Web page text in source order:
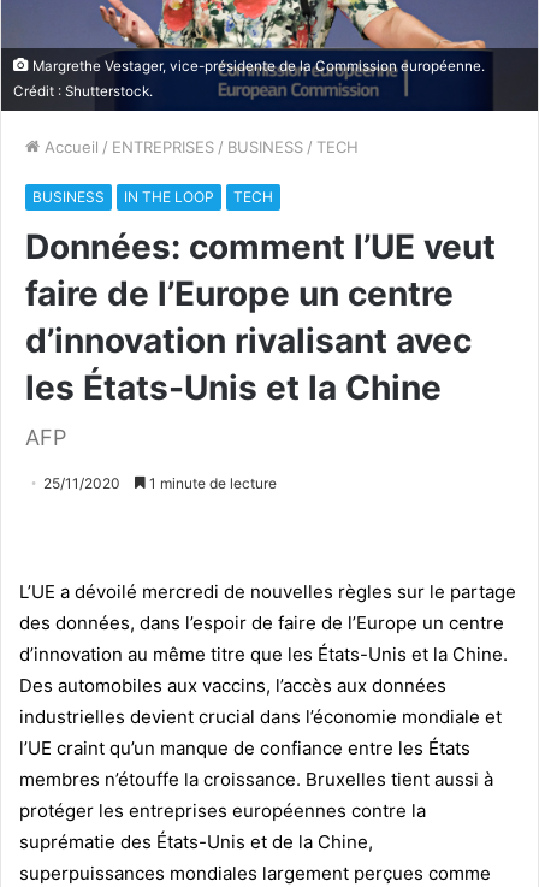
Margrethe Vestager, vice-présidente de la Commission européenne.
Crédit : Shutterstock.
Accueil / ENTREPRISES / BUSINESS / TECH
BUSINESS IN THE LOOP TECH
Données: comment l’UE veut
faire de l’Europe un centre
d’innovation rivalisant avec
les États-Unis et la Chine
AFP
25/11/2020 1 minute de lecture
L’UE a dévoilé mercredi de nouvelles règles sur le partage
des données, dans l’espoir de faire de l’Europe un centre
d’innovation au même titre que les États-Unis et la Chine.
Des automobiles aux vaccins, l’accès aux données
industrielles devient crucial dans l’économie mondiale et
l’UE craint qu’un manque de confiance entre les États
membres n’étouffe la croissance. Bruxelles tient aussi à
protéger les entreprises européennes contre la
suprématie des États-Unis et de la Chine,
superpuissances mondiales largement perçues comme